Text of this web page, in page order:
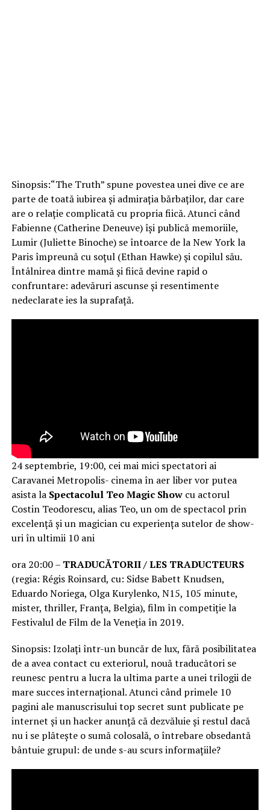
Sinopsis:“The Truth” spune povestea unei dive ce are
parte de toată iubirea și admirația bărbaților, dar care
are o relație complicată cu propria fiică. Atunci când
Fabienne (Catherine Deneuve) își publică memoriile,
Lumir (Juliette Binoche) se întoarce de la New York la
Paris împreună cu soţul (Ethan Hawke) şi copilul său.
Întâlnirea dintre mamă şi fiică devine rapid o
confruntare: adevăruri ascunse și resentimente
nedeclarate ies la suprafață.
24 septembrie, 19:00, cei mai mici spectatori ai
Caravanei Metropolis- cinema în aer liber vor putea
asista la Spectacolul Teo Magic Showcu actorul
Costin Teodorescu, alias Teo, un om de spectacol prin
excelență și un magician cu experiența sutelor de show-
uri în ultimii 10 ani
ora 20:00 – TRADUCĂTORII / LES TRADUCTEURS
(regia: Régis Roinsard, cu: Sidse Babett Knudsen,
Eduardo Noriega, Olga Kurylenko, N15, 105 minute,
mister, thriller, Franța, Belgia), film în competiție la
Festivalul de Film de la Veneția în 2019.
Sinopsis: Izolați într-un buncăr de lux, fără posibilitatea
de a avea contact cu exteriorul, nouă traducători se
reunesc pentru a lucra la ultima parte a unei trilogii de
mare succes internațional. Atunci când primele 10
pagini ale manuscrisului top secret sunt publicate pe
internet și un hacker anunță că dezvăluie și restul dacă
nu i se plătește o sumă colosală, o întrebare obsedantă
bântuie grupul: de unde s-au scurs informațiile?